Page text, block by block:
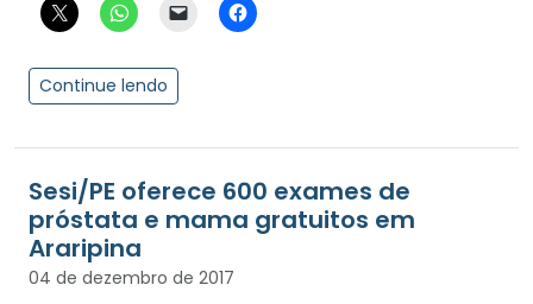
Continue lendo
Sesi/PE oferece 600 exames de
próstata e mama gratuitos em
Araripina
04 de dezembro de 2017